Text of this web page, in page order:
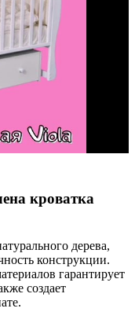
кроватка
дерева,
конструкции.
гарантирует
создает